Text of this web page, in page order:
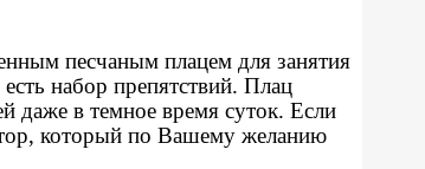
песчаным плацем для занятия
набор препятствий. Плац
даже в темное время суток. Если
который по Вашему желанию